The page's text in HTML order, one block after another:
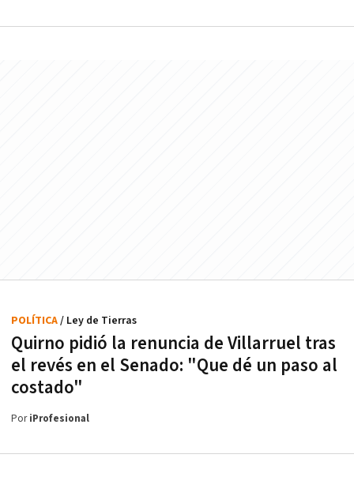
Quirno pidió la renuncia de Villarruel tras
el revés en el Senado: "Que dé un paso al
costado"
POLÍTICA/ Ley de Tierras
PoriProfesional